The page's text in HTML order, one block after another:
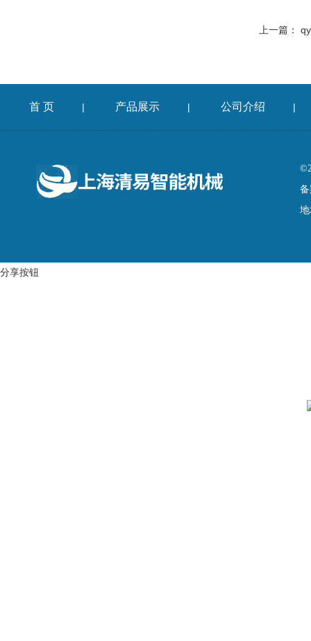
上一篇：
首 页 | 产品展示 | 公司介绍 |
备
分享按钮